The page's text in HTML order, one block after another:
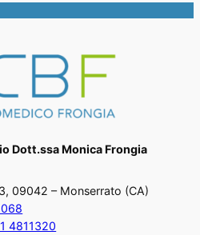
Dott.ssa Monica Frongia
09042 – Monserrato (CA)
4811320